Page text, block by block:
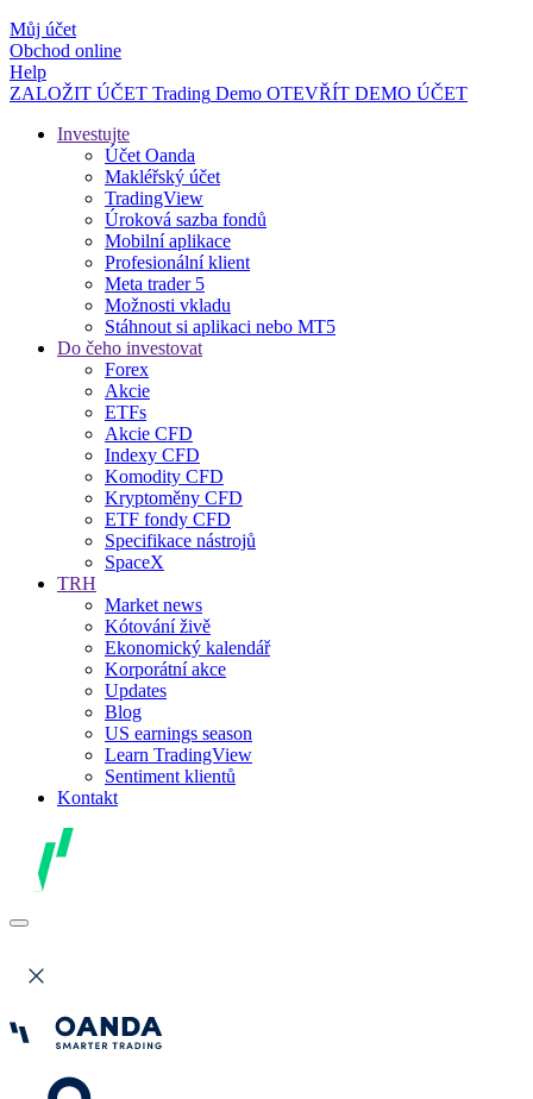
Můj účet
Obchod online
Help
ZALOŽIT ÚČET Trading Demo OTEVŘÍT DEMO ÚČET
Investujte
Účet Oanda
Makléřský účet
TradingView
Úroková sazba fondů
Mobilní aplikace
Profesionální klient
Meta trader 5
Možnosti vkladu
Stáhnout si aplikaci nebo MT5
Do čeho investovat
Forex
Akcie
ETFs
Akcie CFD
Indexy CFD
Komodity CFD
Kryptoměny CFD
ETF fondy CFD
Specifikace nástrojů
SpaceX
TRH
Market news
Kótování živě
Ekonomický kalendář
Korporátní akce
Updates
Blog
US earnings season
Learn TradingView
Sentiment klientů
Kontakt